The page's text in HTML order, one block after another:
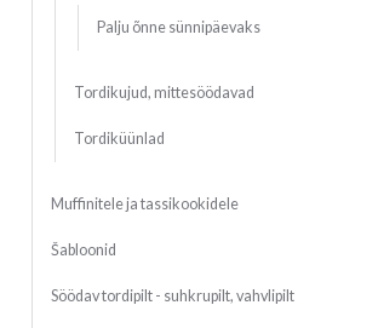
Palju õnne sünnipäevaks
Tordikujud, mittesöödavad
Tordiküünlad
Muffinitele ja tassikookidele
Šabloonid
Söödav tordipilt - suhkrupilt, vahvlipilt